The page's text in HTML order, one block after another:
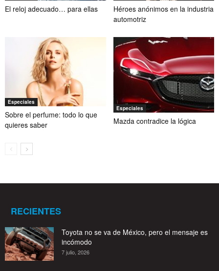
El reloj adecuado… para ellas
Héroes anónimos en la industria
automotriz
Especiales
Sobre el perfume: todo lo que
quieres saber
Especiales
Mazda contradice la lógica
RECIENTES
Toyota no se va de México, pero el mensaje es
incómodo
7 julio, 2026